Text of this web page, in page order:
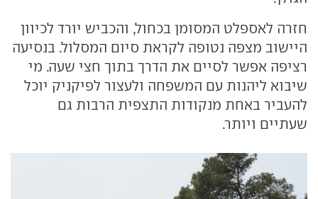
חזרה לאספלט המסומן בכחול, והכביש יורד לכיוון
היישוב מצפה נטופה לקראת סיום המסלול. בנסיעה
רציפה אפשר לסיים את הדרך בתוך חצי שעה. מי
שיבוא ליהנות עם המשפחה ולעצור לפיקניק יוכל
להעביר באחת מנקודות התצפית הרבות גם
שעתיים ויותר.